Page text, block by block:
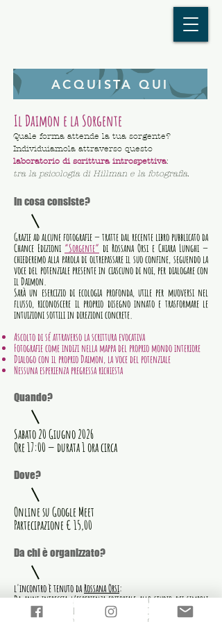
ACQUISTA QUI
Il Daimon e la Sorgente
Quale forma attende la tua sorgente?
Individuiamola attraverso questo
laboratorio di scrittura introspettiva:
tra la psicologia di Hillman e la fotografia.
In cosa consiste?
Grazie ad alcune fotografie — tratte dal recente libro pubblicato da
Chance Edizioni “Sorgente” di Rossana Orsi e Chiara Lunghi —
chiederemo alla parola di oltrepassare il suo confine, seguendo la
voce del potenziale presente in ciascuno di noi, per dialogare con
il Daimon.
Sarà un esercizio di ecologia profonda, utile per muoversi nel
flusso, riconoscere il proprio disegno innato e trasformare le
intuizioni sottili in direzioni concrete.
Ascolto di sé attraverso la scrittura evocativa
Fotografie come indizi nella mappa del proprio mondo interiore
Dialogo con il proprio Daimon, la voce del potenziale
Nessuna esperienza pregressa richiesta
Quando?
Sabato 20 Giugno 2026
Ore 17:00 — durata 1 ora circa
Dove?
Online su Google Meet
Partecipazione € 15,00
Da chi è organizzato?
l'incontro è tenuto daRossana Orsi:
Da anni intreccia l’esperienza editoriale allo studio dei simboli
naturali, della psicologia archetipica e dello sciamanesimo.